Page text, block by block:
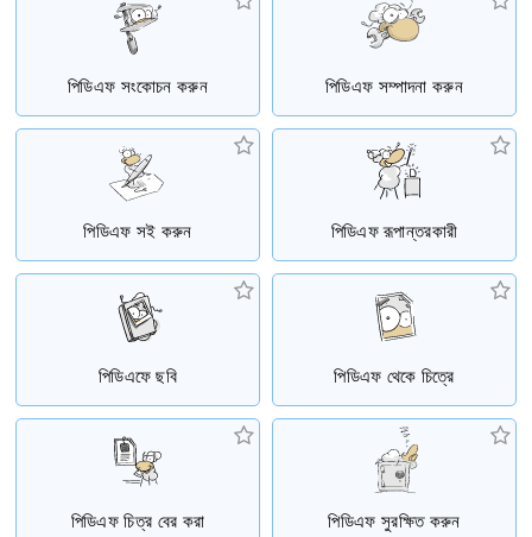
পিডিএফ সংকোচন করুন পিডিএফ সম্পাদনা করুন
পিডিএফ সই করুন পিডিএফ রূপান্তরকারী
পিডিএফে ছবি পিডিএফ থেকে চিত্রে
পিডিএফ চিত্র বের করা পিডিএফ সুরক্ষিত করুন